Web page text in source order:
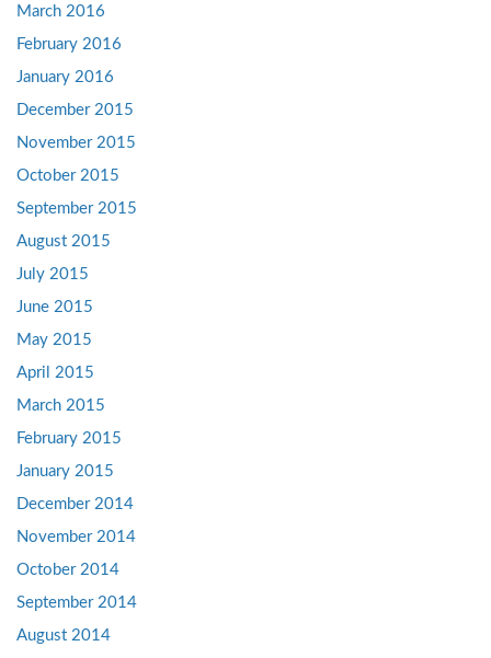
March 2016
February 2016
January 2016
December 2015
November 2015
October 2015
September 2015
August 2015
July 2015
June 2015
May 2015
April 2015
March 2015
February 2015
January 2015
December 2014
November 2014
October 2014
September 2014
August 2014